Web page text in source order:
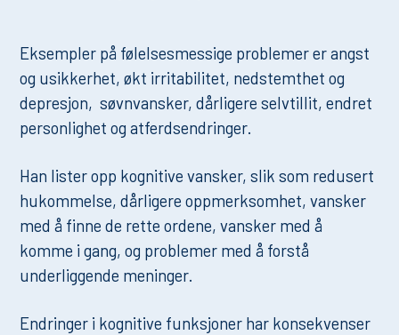
Eksempler på følelsesmessige problemer er angst
og usikkerhet, økt irritabilitet, nedstemthet og
depresjon, søvnvansker, dårligere selvtillit, endret
personlighet og atferdsendringer.
Han lister opp kognitive vansker, slik som redusert
hukommelse, dårligere oppmerksomhet, vansker
med å finne de rette ordene, vansker med å
komme i gang, og problemer med å forstå
underliggende meninger.
Endringer i kognitive funksjoner har konsekvenser